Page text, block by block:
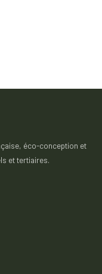
éco-conception et
et tertiaires.